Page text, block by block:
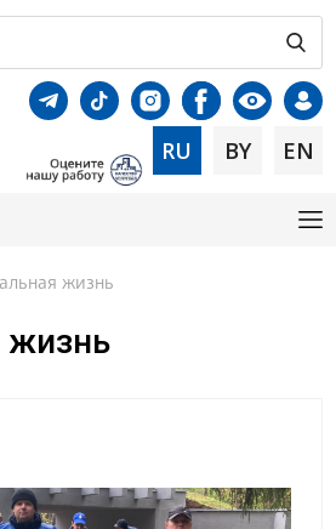
RU BY EN
жизнь
жизнь